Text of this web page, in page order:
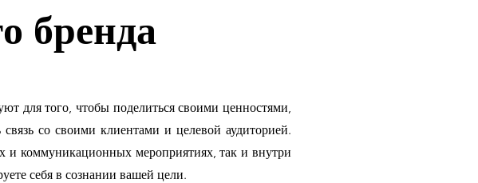
бренда
для того, чтобы поделиться своими ценностями,
со своими клиентами и целевой аудиторией.
и коммуникационных мероприятиях, так и внутри
себя в сознании вашей цели.